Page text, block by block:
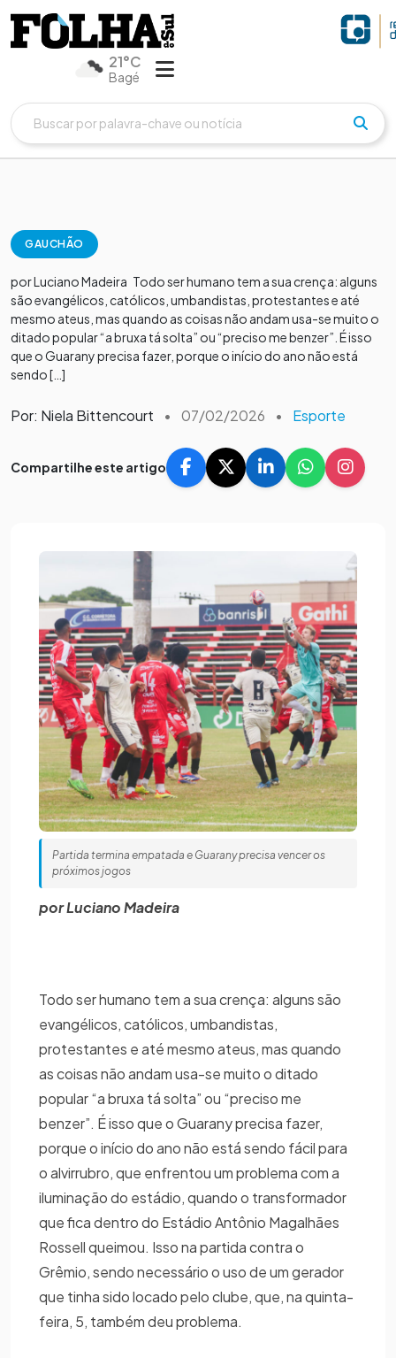
21°C
Bagé
GAUCHÃO
por Luciano Madeira Todo ser humano tem a sua crença: alguns
são evangélicos, católicos, umbandistas, protestantes e até
mesmo ateus, mas quando as coisas não andam usa-se muito o
ditado popular “a bruxa tá solta” ou “preciso me benzer”. É isso
que o Guarany precisa fazer, porque o início do ano não está
sendo […]
Por: Niela Bittencourt • 07/02/2026 • Esporte
Compartilhe este artigo
Partida termina empatada e Guarany precisa vencer os
próximos jogos
por Luciano Madeira
Todo ser humano tem a sua crença: alguns são
evangélicos, católicos, umbandistas,
protestantes e até mesmo ateus, mas quando
as coisas não andam usa-se muito o ditado
popular “a bruxa tá solta” ou “preciso me
benzer”. É isso que o Guarany precisa fazer,
porque o início do ano não está sendo fácil para
o alvirrubro, que enfrentou um problema com a
iluminação do estádio, quando o transformador
que fica dentro do Estádio Antônio Magalhães
Rossell queimou. Isso na partida contra o
Grêmio, sendo necessário o uso de um gerador
que tinha sido locado pelo clube, que, na quinta-
feira, 5, também deu problema.